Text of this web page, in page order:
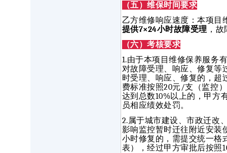
（五）维保时间要求
乙方维修响应速度：本项目
提供7×24小时故障受理 ，
（六）考核要求
1.由于本项目维修保养服务
对故障受理、响应、修复等
时受理、响应、修复的，超
费标准按照20元/支（监控
达到总数10%以上的，甲方
员相应绩效处罚。
2.属于城市建设、市政迁改
影响监控暂时迁往附近安装
小时修复的，需提交统一格
表），经过甲方审批后按